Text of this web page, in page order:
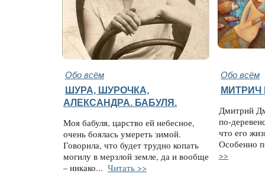
Обо всём Обо всём
ШУРА, ШУРОЧКА,
АЛЕКСАНДРА. БАБУЛЯ.
Моя бабуля, царство ей небесное,
очень боялась умереть зимой.
Говорила, что будет трудно копать
могилу в мерзлой земле, да и вообще
– никако... Читать >>
МИТРИЧ
Дмитрий
по-
что его
Особенно
>>